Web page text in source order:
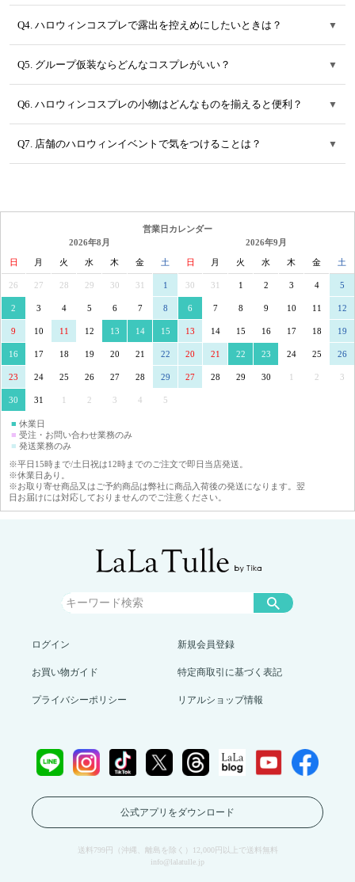
Q4. ハロウィンコスプレで露出を控えめにしたいときは？ ▼
Q5. グループ仮装ならどんなコスプレがいい？ ▼
Q6. ハロウィンコスプレの小物はどんなものを揃えると便利？ ▼
Q7. 店舗のハロウィンイベントで気をつけることは？ ▼
営業日カレンダー
2026年8月
日 月 火 水 木 金 土
26 27 28 29 30 31 1
2 3 4 5 6 7 8
9 10 11 12 13 14 15
16 17 18 19 20 21 22
23 24 25 26 27 28 29
30 31 1 2 3 4 5
2026年9月
日 月 火 水 木 金 土
30 31 1 2 3 4 5
6 7 8 9 10 11 12
13 14 15 16 17 18 19
20 21 22 23 24 25 26
27 28 29 30 1 2 3
■ 休業日
■ 受注・お問い合わせ業務のみ
■ 発送業務のみ
※平日15時まで/土日祝は12時までのご注文で即日当店発送。
※休業日あり。
※お取り寄せ商品又はご予約商品は弊社に商品入荷後の発送になります。翌
日お届けには対応しておりませんのでご注意ください。
ログイン 新規会員登録
お買い物ガイド 特定商取引に基づく表記
プライバシーポリシー リアルショップ情報
公式アプリをダウンロード
送料799円（沖縄、離島を除く）12,000円以上で送料無料
info@lalatulle.jp